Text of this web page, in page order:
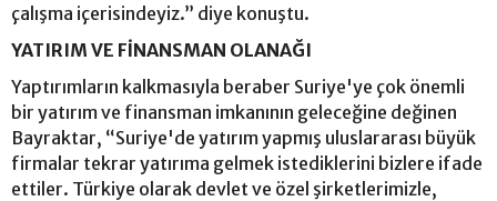
çalışma içerisindeyiz.” diye konuştu.
YATIRIM VE FİNANSMAN OLANAĞI
Yaptırımların kalkmasıyla beraber Suriye'ye çok önemli
bir yatırım ve finansman imkanının geleceğine değinen
Bayraktar, “Suriye'de yatırım yapmış uluslararası büyük
firmalar tekrar yatırıma gelmek istediklerini bizlere ifade
ettiler. Türkiye olarak devlet ve özel şirketlerimizle,